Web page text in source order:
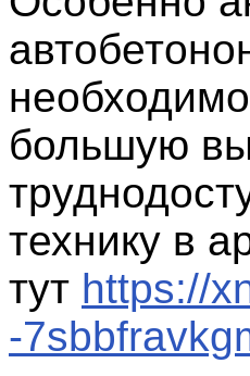
большую
технику в
тут https://
-